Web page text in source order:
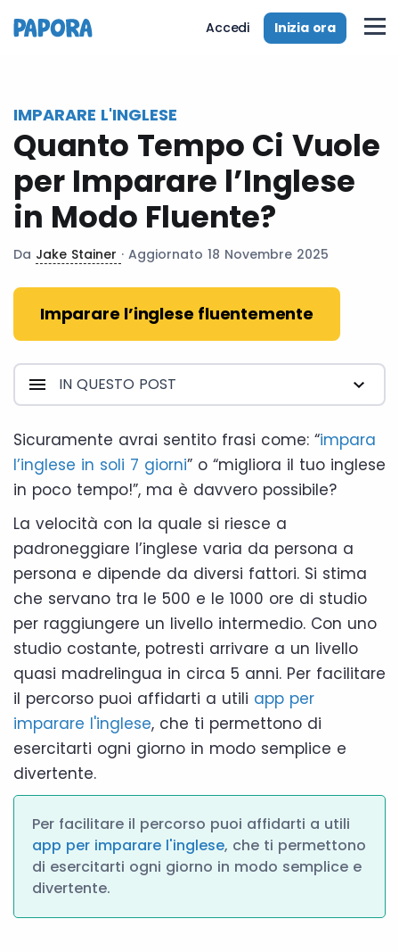
Accedi Inizia ora
IMPARARE L'INGLESE
Quanto Tempo Ci Vuole
per Imparare l’Inglese
in Modo Fluente?
Da Jake Stainer · Aggiornato 18 Novembre 2025
Imparare l’inglese fluentemente
IN QUESTO POST
Sicuramente avrai sentito frasi come: “impara
l’inglese in soli 7 giorni” o “migliora il tuo inglese
in poco tempo!”, ma è davvero possibile?
La velocità con la quale si riesce a
padroneggiare l’inglese varia da persona a
persona e dipende da diversi fattori. Si stima
che servano tra le 500 e le 1000 ore di studio
per raggiungere un livello intermedio. Con uno
studio costante, potresti arrivare a un livello
quasi madrelingua in circa 5 anni. Per facilitare
il percorso puoi affidarti a utili app per
imparare l'inglese, che ti permettono di
esercitarti ogni giorno in modo semplice e
divertente.
Per facilitare il percorso puoi affidarti a utili
app per imparare l'inglese, che ti permettono
di esercitarti ogni giorno in modo semplice e
divertente.